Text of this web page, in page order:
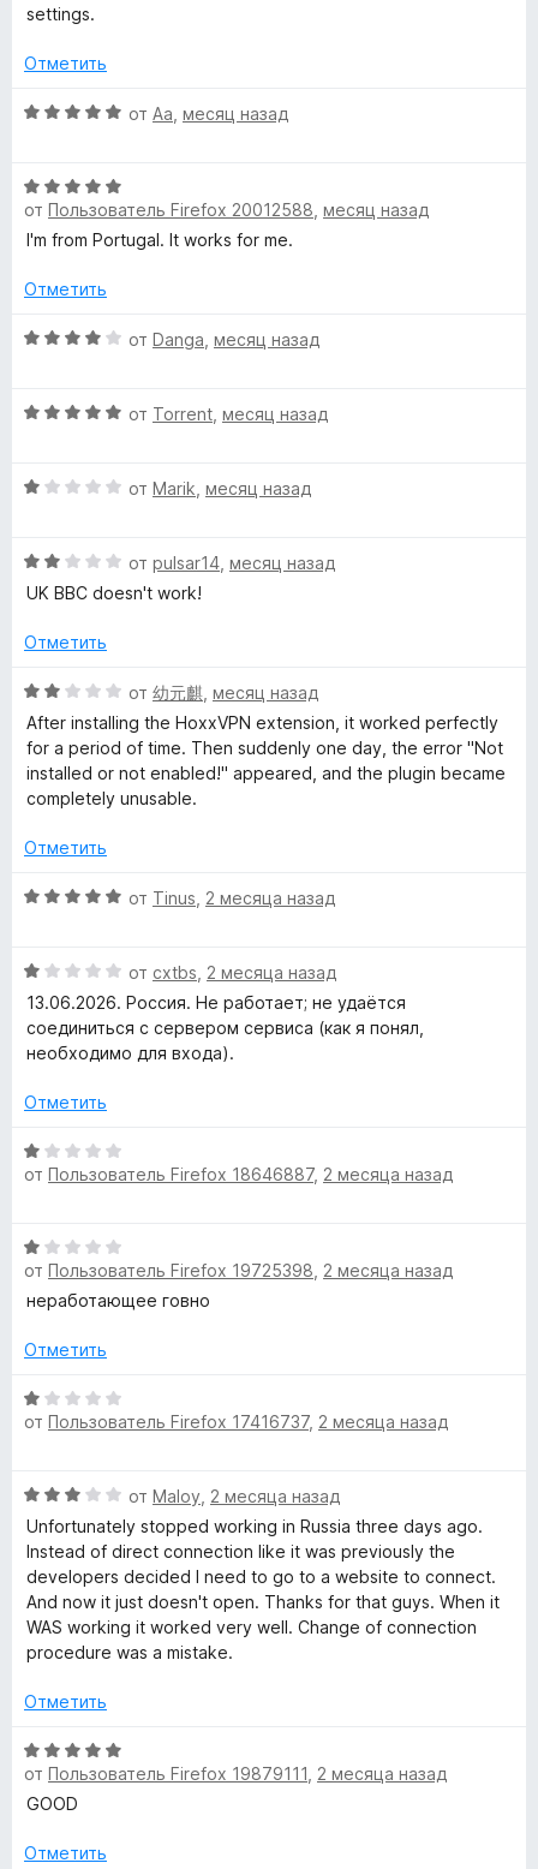
»
н
3
з
е
о
а
з
5
settings.
Отметить
О
н
е
н
н
5
5
от Aa месяц назад
О
ц
е
е
о
5
5
от Пользователь Firefox 20012588 месяц назад
I'm from Portugal. It works for me.
Отметить
О
н
о
4
и
5
от Danga месяц назад
О
н
о
н
5
з
5
от Torrent месяц назад
О
н
е
о
а
1
и
з
от Marik месяц назад
О
ц
н
н
о
н
а
з
от pulsar14 месяц назад
UK BBC doesn't work!
Отметить
О
ц
е
н
е
о
а
з
5
от 幼元麒 месяц назад
After installing the HoxxVPN extension, it worked perfectly
for a period of time. Then suddenly one day, the error "Not
installed or not enabled!" appeared, and the plugin became
completely unusable.
Отметить
О
н
е
н
о
а
и
з
от Tinus 2 месяца назад
О
ц
е
н
н
н
а
з
5
от cxtbs 2 месяца назад
13.06.2026. Россия. Не работает; не удаётся
соединиться с сервером сервиса (как я понял,
необходимо для входа).
Отметить
О
ц
е
н
о
а
и
з
от Пользователь Firefox 18646887, 2 месяца назад
О
ц
е
е
о
н
и
з
5
от Пользователь Firefox 19725398 2 месяца назад
неработающее говно
Отметить
О
ц
е
н
о
н
а
1
и
5
от Пользователь Firefox 17416737, 2 месяца назад
О
ц
е
н
е
н
о
а
и
з
5
от Maloy 2 месяца назад
Unfortunately stopped working in Russia three days ago.
Instead of direct connection like it was previously the
developers decided I need to go to a website to connect.
And now it just doesn't open. Thanks for that guys. When it
WAS working it worked very well. Change of connection
procedure was a mistake.
Отметить
О
ц
е
е
от Пользователь Firefox 19879111 2 месяца назад
GOOD
Отметить